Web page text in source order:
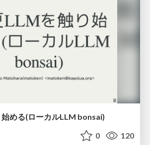
める(ローカルLLM bonsai)
0 120